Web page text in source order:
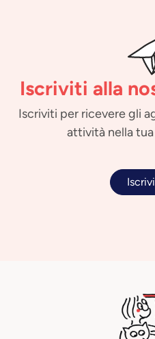
Iscriviti alla
Iscriviti per ricevere gli
attività nella